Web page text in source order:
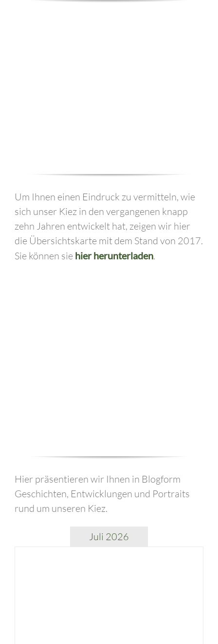
Um Ihnen einen Eindruck zu vermitteln, wie
sich unser Kiez in den vergangenen knapp
zehn Jahren entwickelt hat, zeigen wir hier
die Übersichtskarte mit dem Stand von 2017.
Sie können sie hier herunterladen.
Hier präsentieren wir Ihnen in Blogform
Geschichten, Entwicklungen und Portraits
rund um unseren Kiez.
Juli 2026